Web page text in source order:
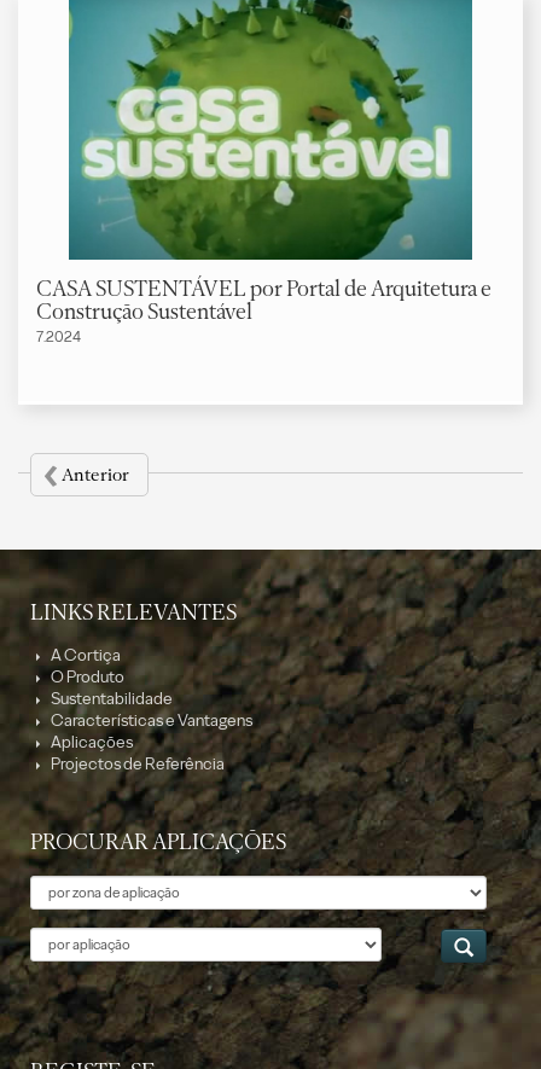
CASA SUSTENTÁVEL por Portal de Arquitetura e
Construção Sustentável
7.2024
‹Anterior
LINKS RELEVANTES
A Cortiça
O Produto
Sustentabilidade
Características e Vantagens
Aplicações
Projectos de Referência
PROCURAR APLICAÇÕES
Tema
Aplicação